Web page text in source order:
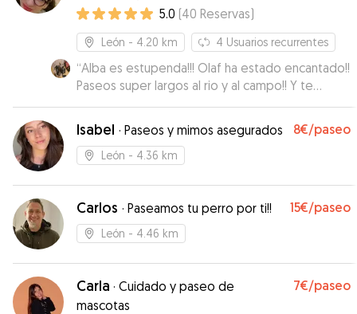
5.0 (40 Reservas)
León - 4.20 km 4 Usuarios recurrentes
“Alba es estupenda!!! Olaf ha estado encantado!!
Paseos super largos al rio y al campo!! Y te
mantiene informada en todo momento
mandado muchos videos y fotos!!! Muy
recomendable!! ”
Isabel · Paseos y mimos asegurados 8€/paseo
León - 4.36 km
Carlos · Paseamos tu perro por ti!! 15€/paseo
León - 4.46 km
Carla · Cuidado y paseo de
mascotas
7€/paseo